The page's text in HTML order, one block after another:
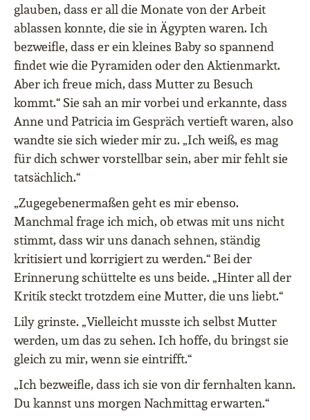
glauben, dass er all die Monate von der Arbeit
ablassen konnte, die sie in Ägypten waren. Ich
bezweifle, dass er ein kleines Baby so spannend
findet wie die Pyramiden oder den Aktienmarkt.
Aber ich freue mich, dass Mutter zu Besuch
kommt.“ Sie sah an mir vorbei und erkannte, dass
Anne und Patricia im Gespräch vertieft waren, also
wandte sie sich wieder mir zu. „Ich weiß, es mag
für dich schwer vorstellbar sein, aber mir fehlt sie
tatsächlich.“
„Zugegebenermaßen geht es mir ebenso.
Manchmal frage ich mich, ob etwas mit uns nicht
stimmt, dass wir uns danach sehnen, ständig
kritisiert und korrigiert zu werden.“ Bei der
Erinnerung schüttelte es uns beide. „Hinter all der
Kritik steckt trotzdem eine Mutter, die uns liebt.“
Lily grinste. „Vielleicht musste ich selbst Mutter
werden, um das zu sehen. Ich hoffe, du bringst sie
gleich zu mir, wenn sie eintrifft.“
„Ich bezweifle, dass ich sie von dir fernhalten kann.
Du kannst uns morgen Nachmittag erwarten.“